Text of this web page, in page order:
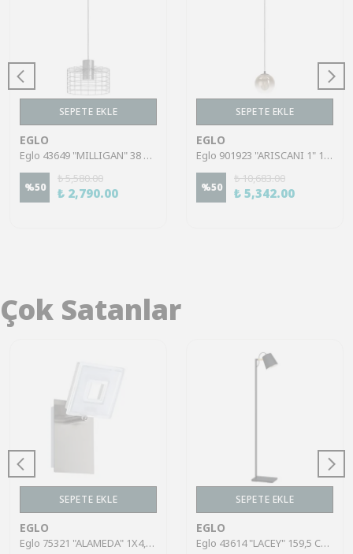
SEPETE EKLE
EGLO
Eglo 43649 "MILLIGAN" 38 Cm Çapında Çelik Galvanizli, Beyaz Sarkıt Avize
%50
₺ 5,580.00
₺ 2,790.00
SEPETE EKLE
EGLO
Eglo 901923 "ARISCANI 1" 110 Cm Yüksekliğinde Çelik Sarkıt Avize
%50
₺ 10,683.00
₺ 5,342.00
Çok Satanlar
SEPETE EKLE
EGLO
Eglo 75321 "ALAMEDA" 1X4,5W Çelik Nikel Mat Sıva Üstü Spot
SEPETE EKLE
EGLO
Eglo 43614 "LACEY" 159,5 Cm Yüksekliğinde Çelik, Ahşap Köşe Lambası Lambader